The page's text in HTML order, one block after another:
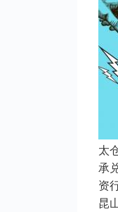
太
承
资
昆